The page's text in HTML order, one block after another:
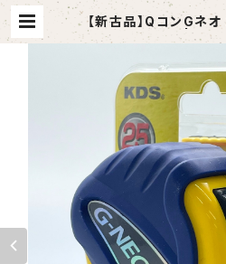
【新古品】QコンGネ
（KDS) |